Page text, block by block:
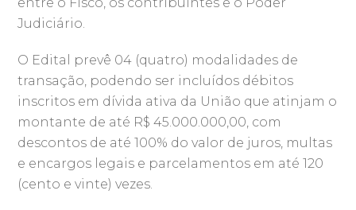
Judiciário.
O Edital prevê 04 (quatro) modalidades de
transação, podendo ser incluídos débitos
inscritos em dívida ativa da União que atinjam o
montante de até R$ 45.000.000,00, com
descontos de até 100% do valor de juros, multas
e encargos legais e parcelamentos em até 120
(cento e vinte) vezes.